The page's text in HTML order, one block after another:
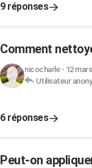
9 réponses
Comment
nicocharle- 12
Utilisateur
6 réponses
Peut-on